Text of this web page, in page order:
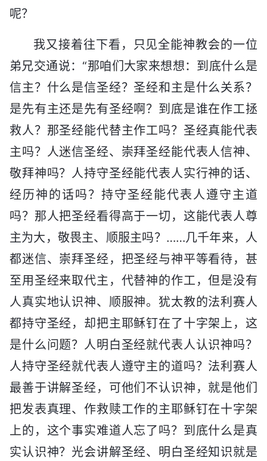
呢？
我又接着往下看，只见全能神教会的一位
弟兄交通说：“那咱们大家来想想：到底什么是
信主？什么是信圣经？圣经和主是什么关系？
是先有主还是先有圣经啊？到底是谁在作工拯
救人？那圣经能代替主作工吗？圣经真能代表
主吗？人迷信圣经、崇拜圣经能代表人信神、
敬拜神吗？人持守圣经能代表人实行神的话、
经历神的话吗？持守圣经能代表人遵守主道
吗？那人把圣经看得高于一切，这能代表人尊
主为大，敬畏主、顺服主吗？……几千年来，人
都迷信、崇拜圣经，把圣经与神平等看待，甚
至用圣经来取代主，代替神的作工，但是没有
人真实地认识神、顺服神。犹太教的法利赛人
都持守圣经，却把主耶稣钉在了十字架上，这
是什么问题？人明白圣经就代表人认识神吗？
人持守圣经就代表人遵守主的道吗？法利赛人
最善于讲解圣经，可他们不认识神，就是他们
把发表真理、作救赎工作的主耶稣钉在十字架
上的，这个事实难道人忘了吗？到底什么是真
实认识神？光会讲解圣经、明白圣经知识就是